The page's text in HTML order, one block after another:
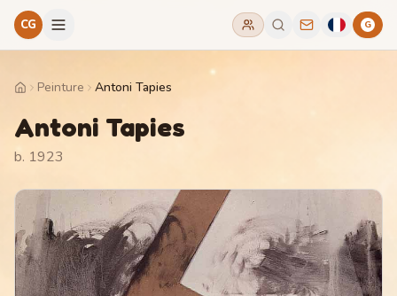
CG G
HomePeinture Antoni Tapies
Antoni Tapies
b. 1923